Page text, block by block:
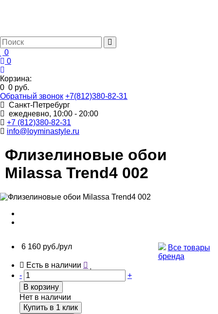
0
0
Корзина:
0 0 руб.
Обратный звонок +7(812)380-82-31
Санкт-Петребург
ежедневно, 10:00 - 20:00
+7 (812)380-82-31
info@loyminastyle.ru
Флизелиновые обои
Milassa Trend4 002
6 160 руб./рул
Все товары
бренда
Есть в наличии
-
+
В корзину
Нет в наличии
Купить в 1 клик